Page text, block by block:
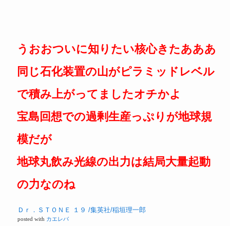
うおおついに知りたい核心きたあああ
同じ石化装置の山がピラミッドレベル
で積み上がってましたオチかよ
宝島回想での過剰生産っぷりが地球規
模だが
地球丸飲み光線の出力は結局大量起動
の力なのね
Ｄｒ．ＳＴＯＮＥ １９ /集英社/稲垣理一郎
posted with カエレバ